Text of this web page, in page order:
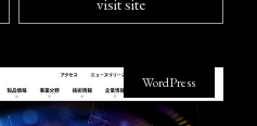
WordPress